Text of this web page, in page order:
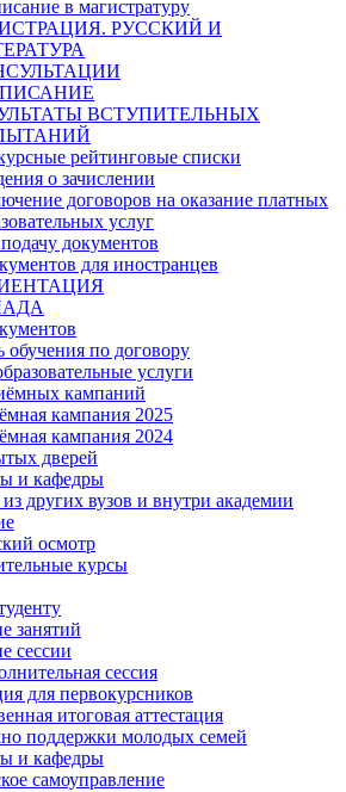
в магистратуру
РУССКИЙ И
ВСТУПИТЕЛЬНЫХ
рейтинговые списки
о зачислении
договоров на оказание платных
услуг
документов
для иностранцев
обучения по договору
услуги
кампаний
кампания 2025
кампания 2024
дверей
и кафедры
других вузов и внутри академии
осмотр
курсы
занятий
сессии
сессия
для первокурсников
итоговая аттестация
поддержки молодых семей
и кафедры
самоуправление